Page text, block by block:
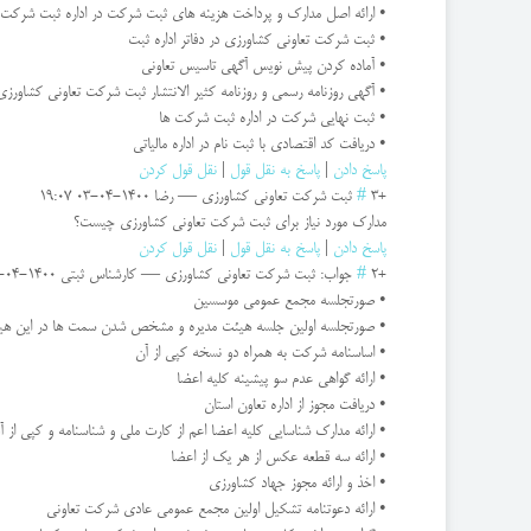
• ارائه اصل مدارک و پرداخت هزینه های ثبت شرکت در اداره ثبت
• ثبت شرکت تعاونی کشاورزی در دفاتر اداره ثبت
• آماده کردن پیش نویس آگهی تاسیس تعاونی
• آگهی روزنامه رسمی و روزنامه کثیر الانتشار ثبت شرکت تعاونی
• ثبت نهایی شرکت در اداره ثبت شرکت ها
• دریافت کد اقتصادی با ثبت نام در اداره مالیاتی
پاسخ دادن
پاسخ به نقل قول
نقل قول کردن
+3
# ثبت شركت تعاونی كشاورزی —رضا 1400-04-03 19:07
مدارک مورد نیاز برای ثبت شرکت تعاونی کشاورزی چیست؟
پاسخ دادن
پاسخ به نقل قول
نقل قول کردن
+2
# جواب: ثبت شركت تعاونی كشاورزی — کارشناس ثبتی 1400-04-03 19:17
• صورتجلسه مجمع عمومی موسسین
• صورتجلسه اولین جلسه هیئت مدیره و مشخص شدن سمت ها در این
• اساسنامه شرکت به همراه دو نسخه کپی از آن
• ارائه گواهی عدم سو پیشینه کلیه اعضا
• دریافت مجوز از اداره تعاون استان
• ارائه مدارک شناسایی کلیه اعضا اعم از کارت ملی و شناسنامه و کپی از
• ارائه سه قطعه عکس از هر یک از اعضا
• اخذ و ارائه مجوز جهاد کشاورزی
• ارائه دعوتنامه تشکیل اولین مجمع عمومی عادی شرکت تعاونی